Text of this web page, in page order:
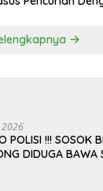
2026
POLISI !!! SOSOK
DIDUGA BAWA